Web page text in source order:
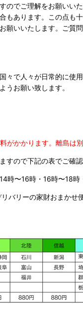
でご理解をお願いいた
あります。この点も
いいたします。ご質
々で人々が日常的に
うお願い致します。
かかります。 離島は
すので下記の表でご確認
時〜16時・16時〜18
バリーの家財おまか